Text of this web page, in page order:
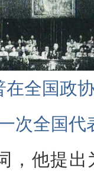
全国政
次全国代
，他提